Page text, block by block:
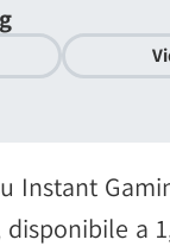
Instant
a